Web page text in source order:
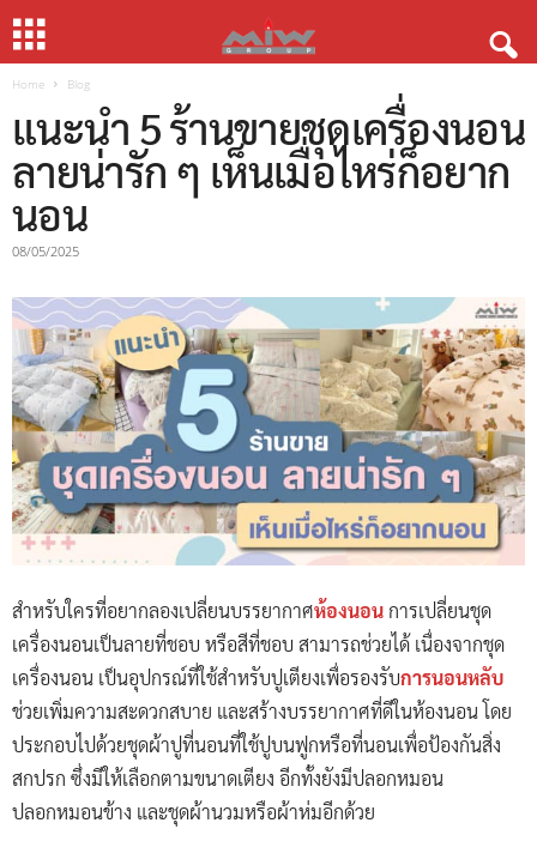
Home Blog
แนะนำ 5 ร้านขายชุดเครื่องนอน
ลายน่ารัก ๆ เห็นเมื่อไหร่ก็อยาก
นอน
08/05/2025
สำหรับใครที่อยากลองเปลี่ยนบรรยากาศห้องนอน การเปลี่ยนชุด
เครื่องนอนเป็นลายที่ชอบ หรือสีที่ชอบ สามารถช่วยได้ เนื่องจากชุด
เครื่องนอน เป็นอุปกรณ์ที่ใช้สำหรับปูเตียงเพื่อรองรับการนอนหลับ
ช่วยเพิ่มความสะดวกสบาย และสร้างบรรยากาศที่ดีในห้องนอน โดย
ประกอบไปด้วยชุดผ้าปูที่นอนที่ใช้ปูบนฟูกหรือที่นอนเพื่อป้องกันสิ่ง
สกปรก ซึ่งมีให้เลือกตามขนาดเตียง อีกทั้งยังมีปลอกหมอน
ปลอกหมอนข้าง และชุดผ้านวมหรือผ้าห่มอีกด้วย